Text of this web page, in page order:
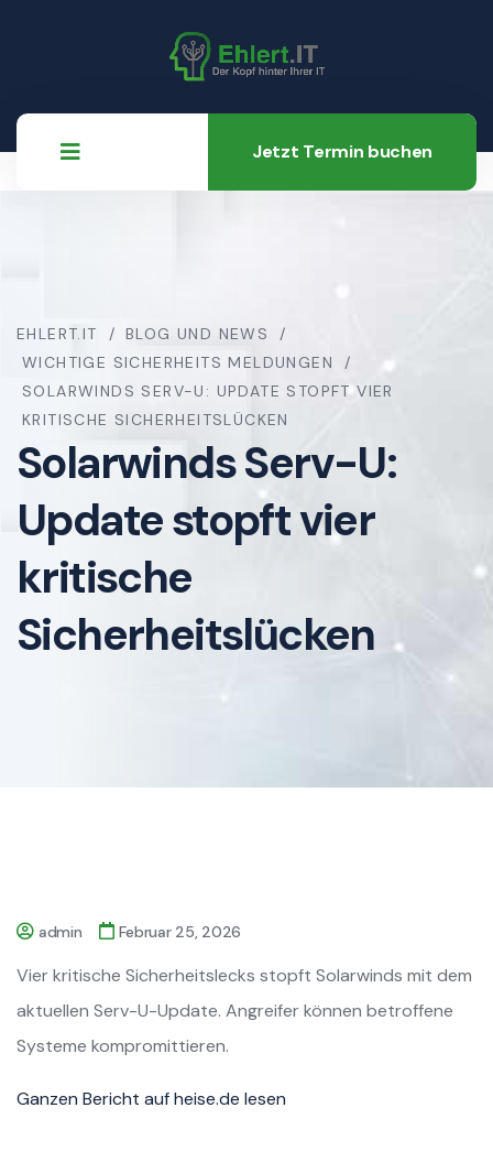
Jetzt Termin buchen
EHLERT.IT
BLOG UND NEWS
WICHTIGE SICHERHEITS MELDUNGEN
SOLARWINDS SERV-U: UPDATE STOPFT VIER
KRITISCHE SICHERHEITSLÜCKEN
Solarwinds Serv-U:
Update stopft vier
kritische
Sicherheitslücken
admin Februar 25, 2026
Vier kritische Sicherheitslecks stopft Solarwinds mit dem
aktuellen Serv-U-Update. Angreifer können betroffene
Systeme kompromittieren.
Ganzen Bericht auf heise.de lesen